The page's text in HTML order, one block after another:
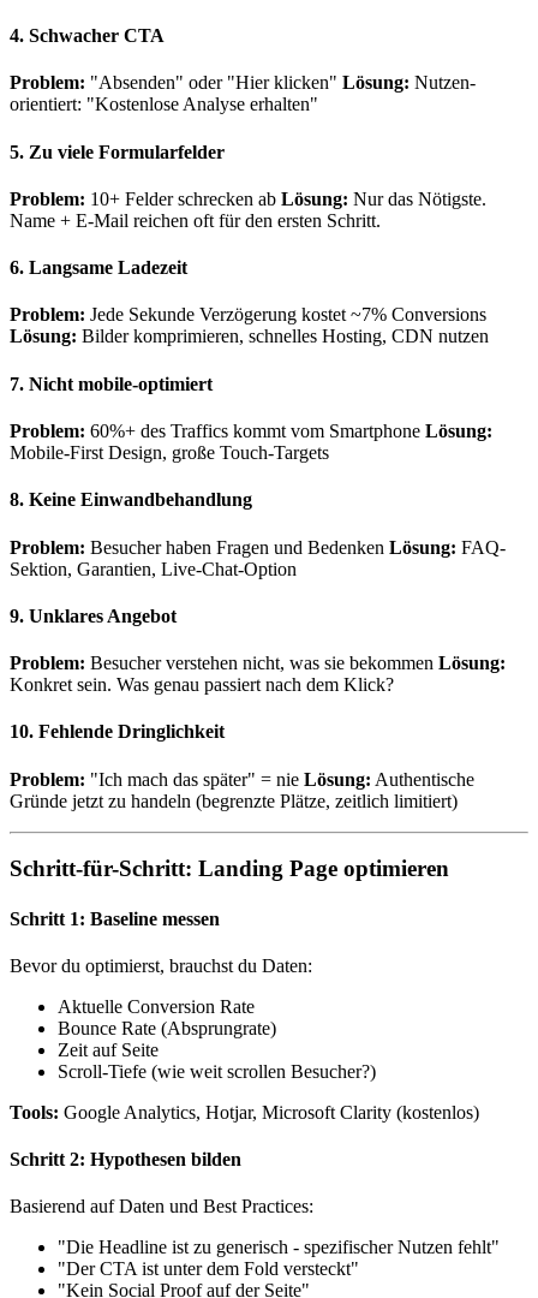
4. Schwacher CTA
Problem: "Absenden" oder "Hier klicken" Lösung: Nutzen-
orientiert: "Kostenlose Analyse erhalten"
5. Zu viele Formularfelder
Problem: 10+ Felder schrecken ab Lösung: Nur das Nötigste.
Name + E-Mail reichen oft für den ersten Schritt.
6. Langsame Ladezeit
Problem: Jede Sekunde Verzögerung kostet ~7% Conversions
Lösung: Bilder komprimieren, schnelles Hosting, CDN nutzen
7. Nicht mobile-optimiert
Problem: 60%+ des Traffics kommt vom Smartphone Lösung:
Mobile-First Design, große Touch-Targets
8. Keine Einwandbehandlung
Problem: Besucher haben Fragen und Bedenken Lösung: FAQ-
Sektion, Garantien, Live-Chat-Option
9. Unklares Angebot
Problem: Besucher verstehen nicht, was sie bekommen Lösung:
Konkret sein. Was genau passiert nach dem Klick?
10. Fehlende Dringlichkeit
Problem: "Ich mach das später" = nie Lösung: Authentische
Gründe jetzt zu handeln (begrenzte Plätze, zeitlich limitiert)
Schritt-für-Schritt: Landing Page optimieren
Schritt 1: Baseline messen
Bevor du optimierst, brauchst du Daten:
Aktuelle Conversion Rate
Bounce Rate (Absprungrate)
Zeit auf Seite
Scroll-Tiefe (wie weit scrollen Besucher?)
Tools: Google Analytics, Hotjar, Microsoft Clarity (kostenlos)
Schritt 2: Hypothesen bilden
Basierend auf Daten und Best Practices:
"Die Headline ist zu generisch - spezifischer Nutzen fehlt"
"Der CTA ist unter dem Fold versteckt"
"Kein Social Proof auf der Seite"